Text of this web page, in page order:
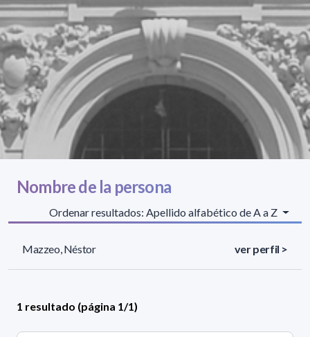
Nombre de la persona
Ordenar resultados: Apellido alfabético de A a Z
Mazzeo, Néstor ver perfil >
1 resultado (página 1/1)